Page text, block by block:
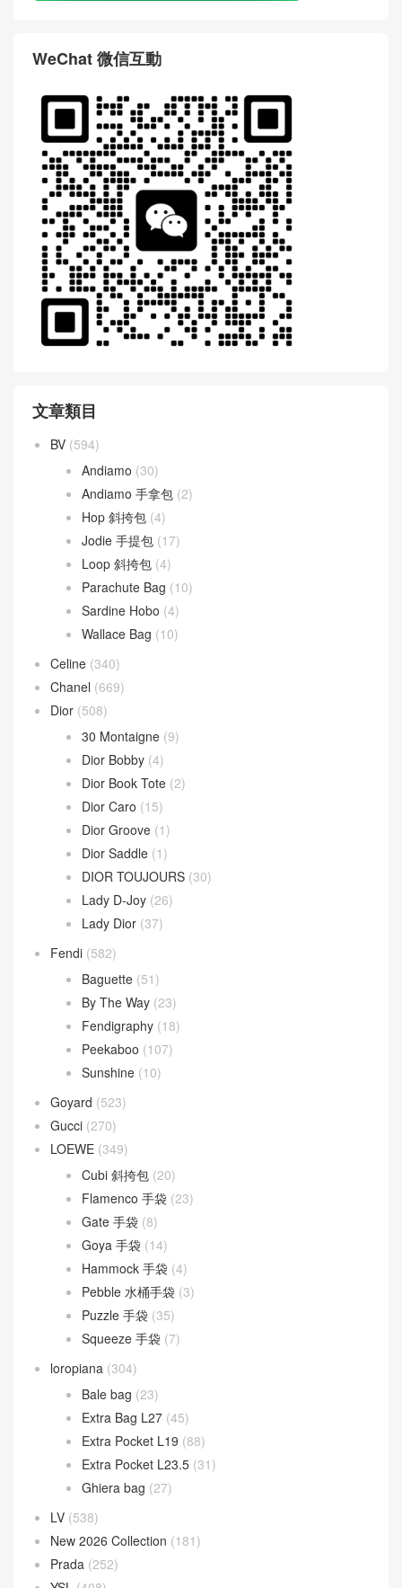
WeChat 微信互動
文章類目
BV (594)
Andiamo (30)
Andiamo 手拿包 (2)
Hop 斜挎包 (4)
Jodie 手提包 (17)
Loop 斜挎包 (4)
Parachute Bag (10)
Sardine Hobo (4)
Wallace Bag (10)
Celine (340)
Chanel (669)
Dior (508)
30 Montaigne (9)
Dior Bobby (4)
Dior Book Tote (2)
Dior Caro (15)
Dior Groove (1)
Dior Saddle (1)
DIOR TOUJOURS (30)
Lady D-Joy (26)
Lady Dior (37)
Fendi (582)
Baguette (51)
By The Way (23)
Fendigraphy (18)
Peekaboo (107)
Sunshine (10)
Goyard (523)
Gucci (270)
LOEWE (349)
Cubi 斜挎包 (20)
Flamenco 手袋 (23)
Gate 手袋 (8)
Goya 手袋 (14)
Hammock 手袋 (4)
Pebble 水桶手袋 (3)
Puzzle 手袋 (35)
Squeeze 手袋 (7)
loropiana (304)
Bale bag (23)
Extra Bag L27 (45)
Extra Pocket L19 (88)
Extra Pocket L23.5 (31)
Ghiera bag (27)
LV (538)
New 2026 Collection (181)
Prada (252)